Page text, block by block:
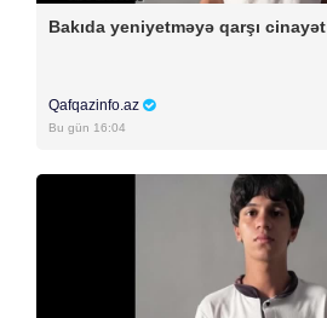
Bakıda yeniyetməyə qarşı cinayət
Qafqazinfo.az
Bu gün 16:04